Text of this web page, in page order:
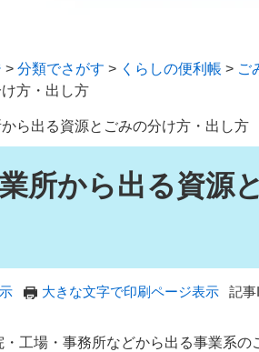
> 分類でさがす > くらしの便利帳 > ご
方・出し方
ら出る資源とごみの分け方・出し方
所から出る資源
大きな文字で印刷ページ表示 記事
工場・事務所などから出る事業系の